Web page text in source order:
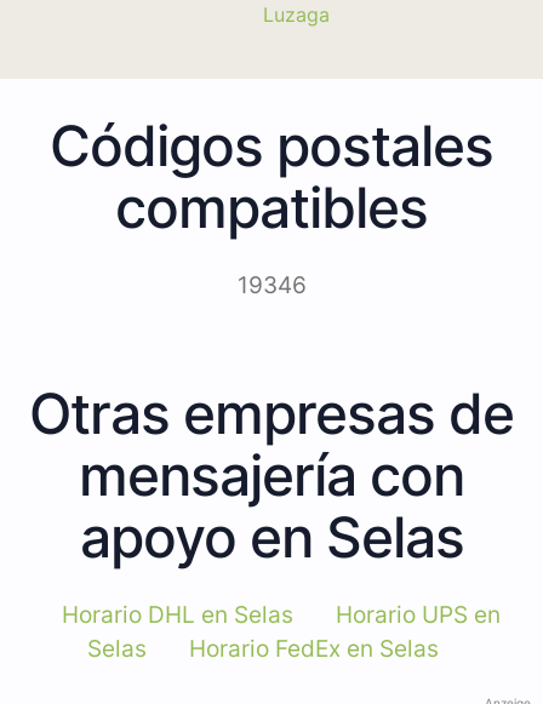
Luzaga
Códigos postales
compatibles
19346
Otras empresas de
mensajería con
apoyo en Selas
Horario DHL en Selas
Horario UPS en
Selas
Horario FedEx en Selas